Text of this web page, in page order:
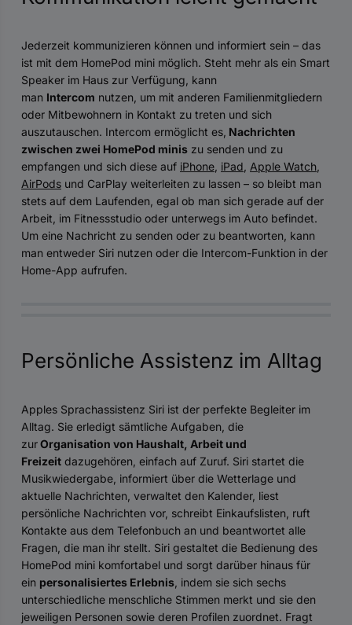
Jederzeit kommunizieren können und informiert sein – das
ist mit dem HomePod mini möglich. Steht mehr als ein Smart
Speaker im Haus zur Verfügung, kann
man Intercom nutzen, um mit anderen Familienmitgliedern
oder Mitbewohnern in Kontakt zu treten und sich
auszutauschen. Intercom ermöglicht es, Nachrichten
zwischen zwei HomePod minis zu senden und zu
empfangen und sich diese auf iPhone iPad Apple Watch
AirPods und CarPlay weiterleiten zu lassen – so bleibt man
stets auf dem Laufenden, egal ob man sich gerade auf der
Arbeit, im Fitnessstudio oder unterwegs im Auto befindet.
Um eine Nachricht zu senden oder zu beantworten, kann
man entweder Siri nutzen oder die Intercom-Funktion in der
Home-App aufrufen.
Persönliche Assistenz im Alltag
Apples Sprachassistenz Siri ist der perfekte Begleiter im
Alltag. Sie erledigt sämtliche Aufgaben, die
zurOrganisation von Haushalt, Arbeit und
Freizeit dazugehören, einfach auf Zuruf. Siri startet die
Musikwiedergabe, informiert über die Wetterlage und
aktuelle Nachrichten, verwaltet den Kalender, liest
persönliche Nachrichten vor, schreibt Einkaufslisten, ruft
Kontakte aus dem Telefonbuch an und beantwortet alle
Fragen, die man ihr stellt. Siri gestaltet die Bedienung des
HomePod mini komfortabel und sorgt darüber hinaus für
ein personalisiertes Erlebnis , indem sie sich sechs
unterschiedliche menschliche Stimmen merkt und sie den
jeweiligen Personen sowie deren Profilen zuordnet. Fragt